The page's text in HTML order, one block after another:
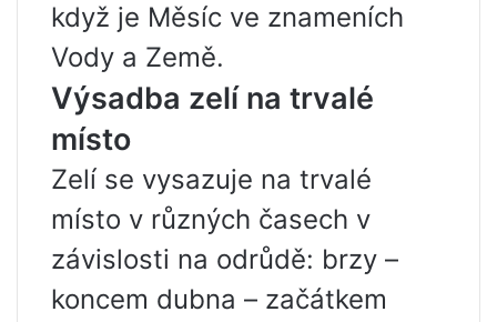
když je Měsíc ve znameních
Vody a Země.
Výsadba zelí na trvalé
místo
Zelí se vysazuje na trvalé
místo v různých časech v
závislosti na odrůdě: brzy –
koncem dubna – začátkem